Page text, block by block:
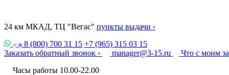
24 км МКАД, ТЦ "Вегас" пункты выдачи ›
8 (800) 700 31 15 +7 (965) 315 03 15
Заказать обратный звонок ›
manager@3-15.ru
Что с моим
Часы работы 10.00-22.00